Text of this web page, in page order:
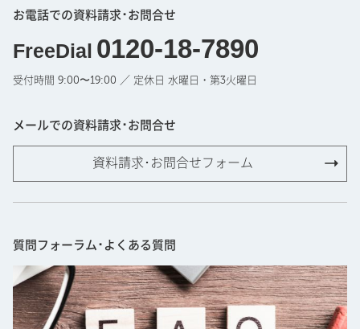
お電話での資料請求･お問合せ
FreeDial 0120-18-7890
受付時間 9:00〜19:00 ／ 定休日 水曜日・第3火曜日
メールでの資料請求･お問合せ
資料請求･お問合せフォーム
質問フォーラム･よくある質問